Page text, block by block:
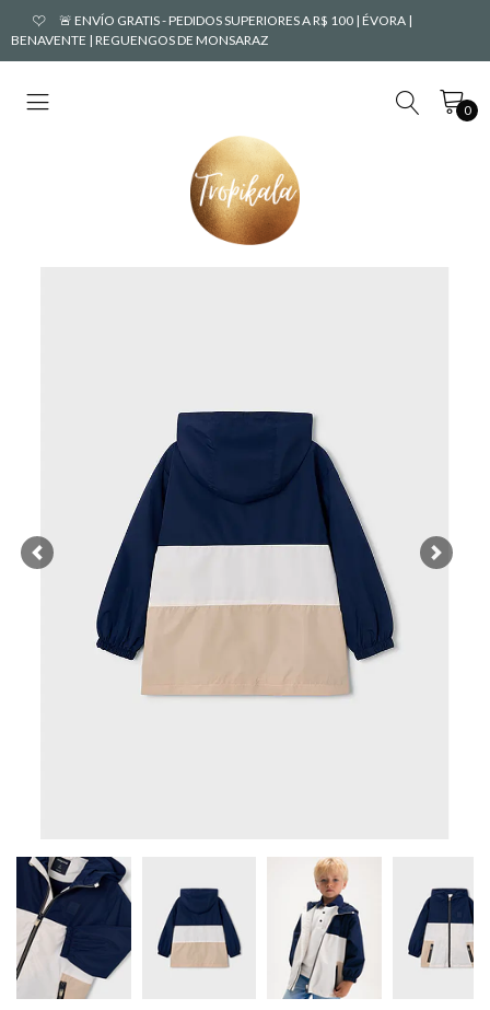
🚨 ENVÍO GRATIS - PEDIDOS SUPERIORES A R$ 100 | ÉVORA |
BENAVENTE | REGUENGOS DE MONSARAZ
0
Previous Next